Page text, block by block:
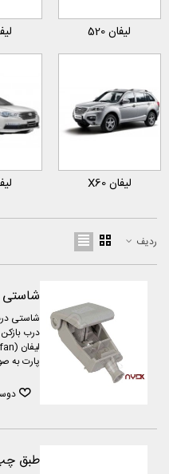
لیفان 520
لیفان X60
ردیف
شاستی
پارت به
طبق چپ